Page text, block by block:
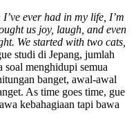
ever had in my life, I’m
us joy, laugh, and even
We started with two cats,
studi di Jepang, jumlah
menghidupi semua
banget, awal-awal
As time goes time, gue
kebahagiaan tapi bawa